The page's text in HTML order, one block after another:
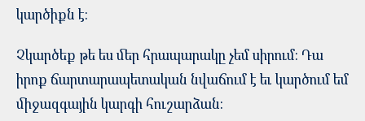
կարծիքն է:
Չկարծեք թե ես մեր հրապարակը չեմ սիրում: Դա
իրոք ճարտարապետական նվաճում է եւ կարծում եմ
միջազգային կարգի հուշարձան: